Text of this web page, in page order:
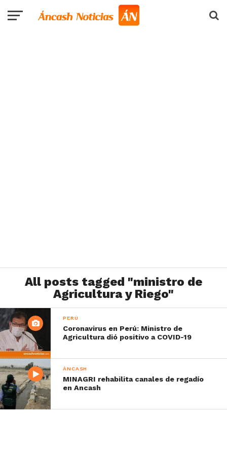
All posts tagged "ministro de
Agricultura y Riego"
PERÚ
Coronavirus en Perú: Ministro de
Agricultura dió positivo a COVID-19
ÁNCASH
MINAGRI rehabilita canales de regadío
en Ancash